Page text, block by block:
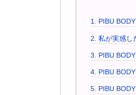
1. PIBU
2. 私が実感し
3. PIBU
4. PIBU
5. PIBU